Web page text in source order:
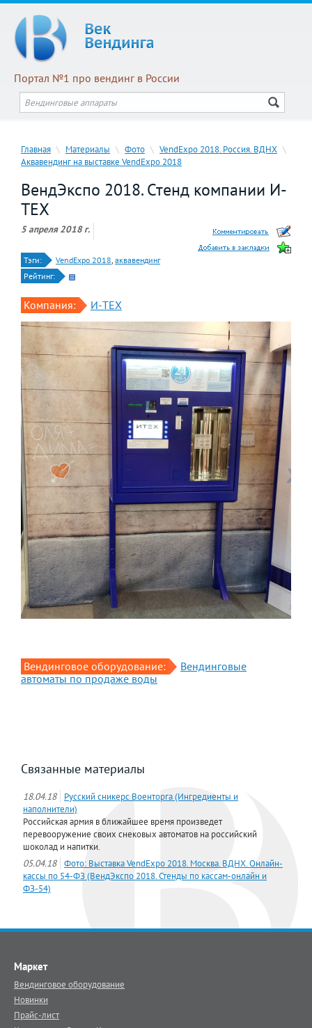
Портал №1 про вендинг в России
Главная \ Материалы \ Фото \ VendExpo 2018. Россия. ВДНХ \
Аквавендинг на выставке VendExpo 2018
ВендЭкспо 2018. Стенд компании И-
ТЕХ
5 апреля 2018 г.
Тэги: VendExpo 2018, аквавендинг
Рейтинг:
Компания: И-ТЕХ
Вендинговое оборудование:
Вендинговые
автоматы по продаже воды
Связанные материалы
18.04.18
Русский сникерс Военторга (Ингредиенты и
наполнители)
Российская армия в ближайшее время произведет
перевооружение своих снековых автоматов на российский
шоколад и напитки.
05.04.18
Фото: Выставка VendExpo 2018. Москва. ВДНХ. Онлайн-
кассы по 54-ФЗ (ВендЭкспо 2018. Стенды по кассам-онлайн и
ФЗ-54)
Маркет
Вендинговое оборудование
Новинки
Прайс-лист